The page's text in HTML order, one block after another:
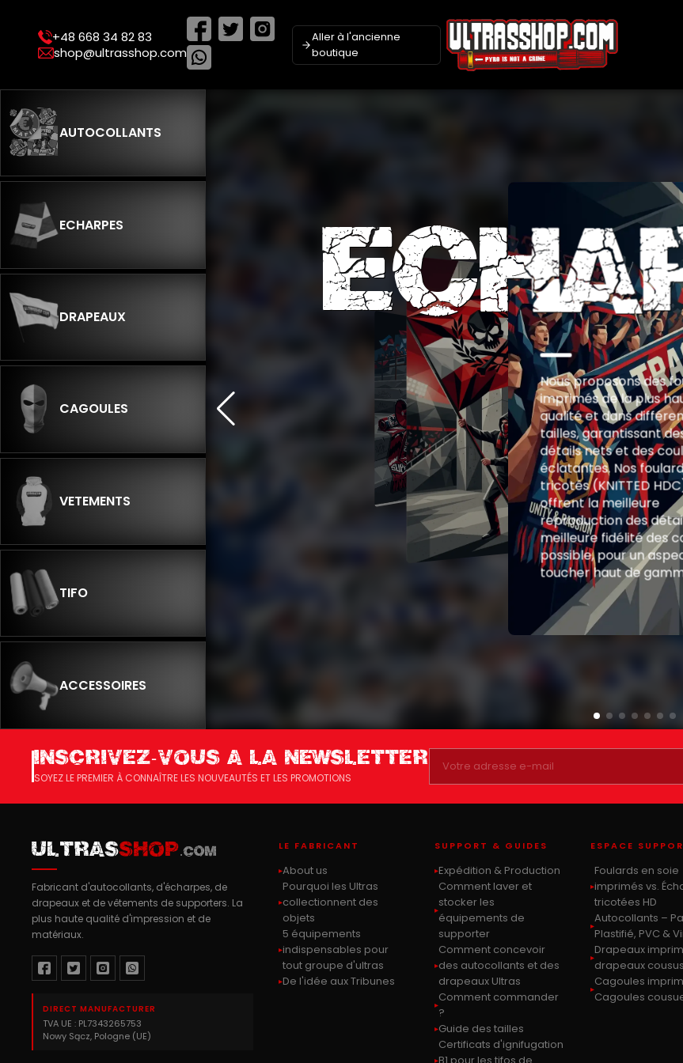
+48 668 34 82 83
shop@ultrasshop.com
Aller à l'ancienne
boutique
Nous proposons des
imprimés de la plus
qualité et dans
tailles, garantissant
détails nets et des
éclatantes. Nos
tricotés (KNITTED
offrent la meilleure
reproduction des
meilleure fidélité des
possible, pour un
toucher haut de
AUTOCOLLANTS
ECHARPES
DRAPEAUX
CAGOULES
VETEMENTS
TIFO
ACCESSOIRES
INSCRIVEZ-VOUS A LA NEWSLETTER
SOYEZ LE PREMIER À CONNAÎTRE LES NOUVEAUTÉS ET LES PROMOTIONS
ULTRASSHOP.COM
Fabricant d'autocollants, d'écharpes, de
drapeaux et de vêtements de supporters. La
plus haute qualité d'impression et de
matériaux.
DIRECT MANUFACTURER
TVA UE : PL7343265753
Nowy Sącz, Pologne (UE)
LE FABRICANT
About us
Pourquoi les Ultras
collectionnent des
objets
5 équipements
indispensables pour
tout groupe d'ultras
De l'idée aux Tribunes
SUPPORT & GUIDES
Expédition & Production
Comment laver et
stocker les
équipements de
supporter
Comment concevoir
des autocollants et des
drapeaux Ultras
Comment commander
?
Guide des tailles
Certificats d'ignifugation
ESPACE
Foulards en soie
imprimés vs.
tricotées HD
Autocollants –
Plastifié, PVC &
Drapeaux
drapeaux cousus
Cagoules
Cagoules